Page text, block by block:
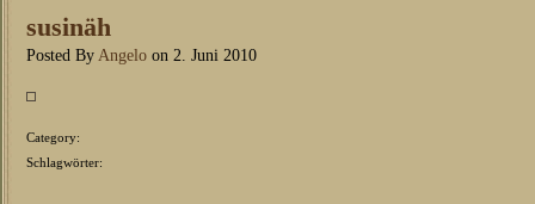
susinäh
Posted By Angelo on 2. Juni 2010
Category:
Schlagwörter: